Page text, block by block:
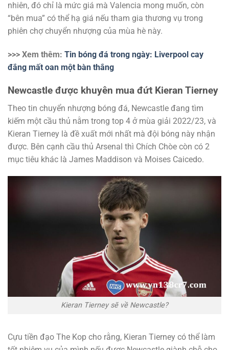
nhiên, đó chỉ là mức giá mà Valencia mong muốn, còn
“bên mua” có thể hạ giá nếu tham gia thương vụ trong
phiên chợ chuyển nhượng của mùa hè này.
>>> Xem thêm: Tin bóng đá trong ngày: Liverpool cay
đắng mất oan một bàn thắng
Newcastle được khuyên mua đứt Kieran Tierney
Theo tin chuyển nhượng bóng đá, Newcastle đang tìm
kiếm một cầu thủ nằm trong top 4 ở mùa giải 2022/23, và
Kieran Tierney là đề xuất mới nhất mà đội bóng này nhận
được. Bên cạnh cầu thủ Arsenal thì Chích Chòe còn có 2
mục tiêu khác là James Maddison và Moises Caicedo.
Kieran Tierney sẽ về Newcastle?
Cựu tiền đạo The Kop cho rằng, Kieran Tierney có thể làm